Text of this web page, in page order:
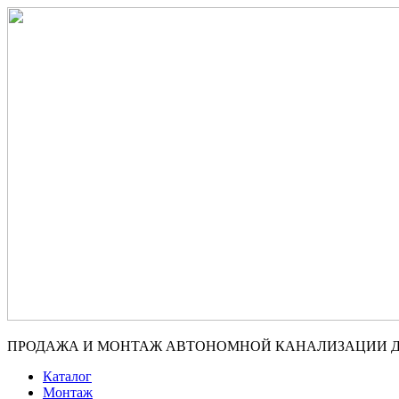
ПРОДАЖА И МОНТАЖ АВТОНОМНОЙ КАНАЛИЗАЦИИ
Каталог
Монтаж